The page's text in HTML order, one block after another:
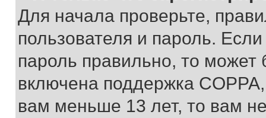
Для начала проверьте,
пользователя и пароль.
пароль правильно, то может
включена поддержка
вам меньше 13 лет, то вам